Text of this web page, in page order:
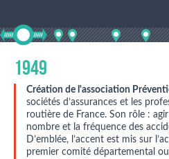
1949
Création de l'association
sociétés d’assurances et les
routière de France. Son rôle :
nombre et la fréquence des
D’emblée, l’accent est mis sur
premier comité départemental